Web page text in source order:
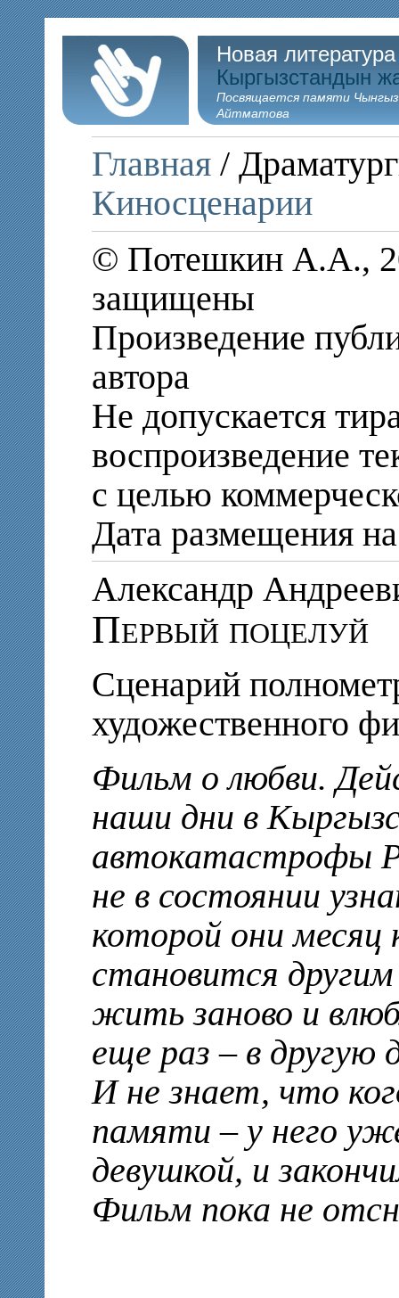
Новая
Кыргызстандын
Посвящается памяти
Айтматова
Главная /
Киносценарии
© Потешкин А.А.,
защищены
Произведение
автора
Не допускается
воспроизведение
с целью
Дата размещения
Александр
Первый поцелуй
Сценарий
художественного
Фильм о любви.
наши дни в
автокатастрофы
не в состоянии
которой они
становится
жить заново и
еще раз – в
И не знает, что
памяти – у него
девушкой, и
Фильм пока не